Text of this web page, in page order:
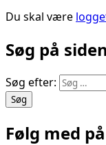
Du skal være
Søg på
Søg efter:
Følg med